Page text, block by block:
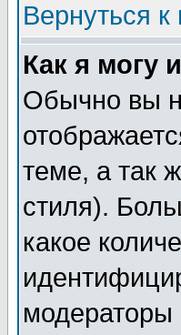
Вернуться к
Как я могу
Обычно вы
теме, а так
стиля).
какое
модераторы